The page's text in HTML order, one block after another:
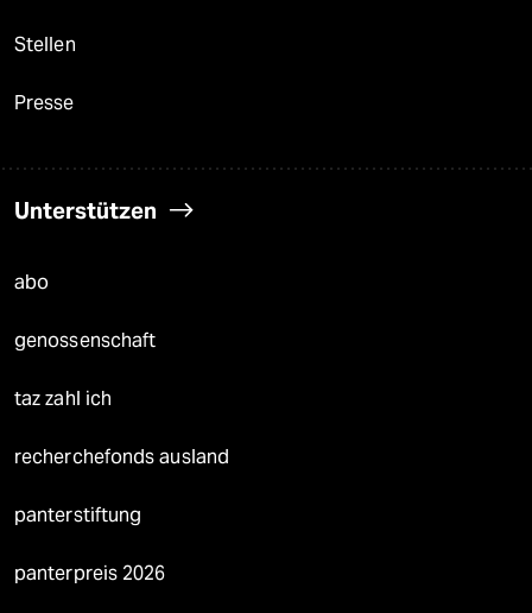
Stellen
Presse
Unterstützen
abo
genossenschaft
taz zahl ich
recherchefonds ausland
panterstiftung
panterpreis 2026